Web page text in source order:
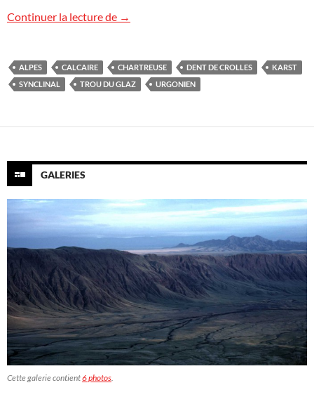
Continuer la lecture de Dent de Crolles
→
ALPES CALCAIRE CHARTREUSE DENT DE CROLLES
KARST
SYNCLINAL
TROU DU GLAZ URGONIEN
GALERIES
Cette galerie contient6 photos.